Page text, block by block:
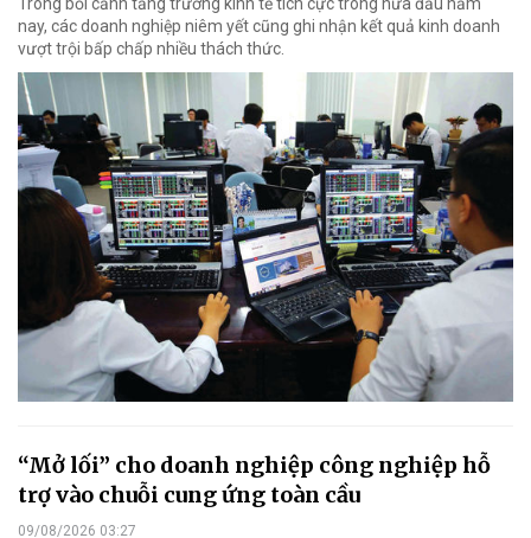
nay, các doanh nghiệp niêm yết cũng ghi nhận kết quả kinh doanh
vượt trội bấp chấp nhiều thách thức.
“Mở lối” cho doanh nghiệp công nghiệp hỗ
trợ vào chuỗi cung ứng toàn cầu
09/08/2026 03:27